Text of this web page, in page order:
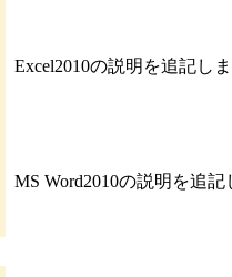
Excel2010の説明を追記し
MS Word2010の説明を追